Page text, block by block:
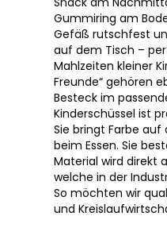
Gummiring am
Gefäß rutschfest
auf dem Tisch –
Mahlzeiten kleiner
Freunde“ gehören
Besteck im
Kinderschüssel ist
Sie bringt Farbe
beim Essen. Sie
Material wird direkt
welche in der
So möchten wir
und